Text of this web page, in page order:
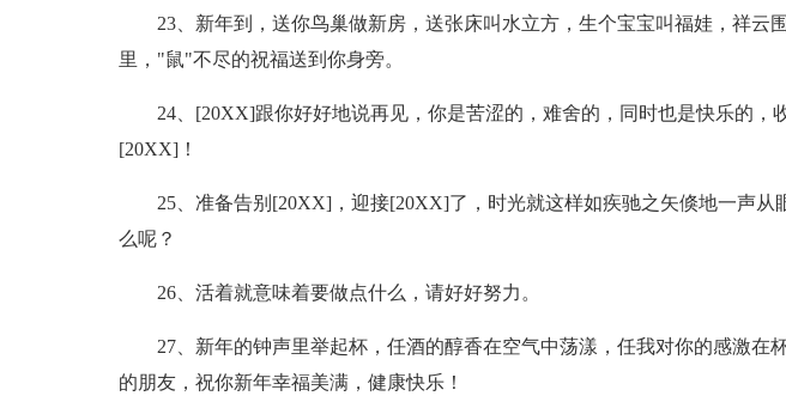
23、新年到，送你鸟巢做新房，送张床叫水立方，生个宝宝叫福娃，祥云
里，"鼠"不尽的祝福送到你身旁。
24、[20XX]跟你好好地说再见，你是苦涩的，难舍的，同时也是快乐的，
[20XX]！
25、准备告别[20XX]，迎接[20XX]了，时光就这样如疾驰之矢倏地一声从
么呢？
26、活着就意味着要做点什么，请好好努力。
27、新年的钟声里举起杯，任酒的醇香在空气中荡漾，任我对你的感激在
的朋友，祝你新年幸福美满，健康快乐！